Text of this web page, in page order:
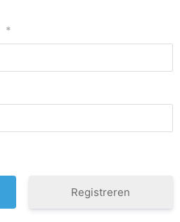
*
Registreren